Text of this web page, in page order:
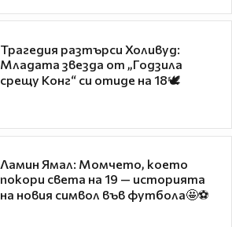
Трагедия разтърси Холивуд:
Младата звезда от „Годзила
срещу Конг“ си отиде на 18🕊️
Ламин Ямал: Момчето, което
покори света на 19 — историята
на новия символ във футбола🤩⚽